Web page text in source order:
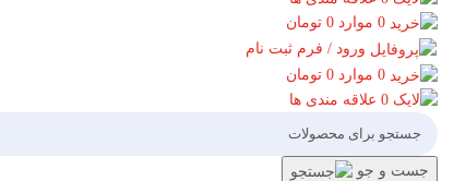
0 موارد 0 تومان
ورود / فرم ثبت نام
0 موارد 0 تومان
0 علاقه مندی ها
جست و جو